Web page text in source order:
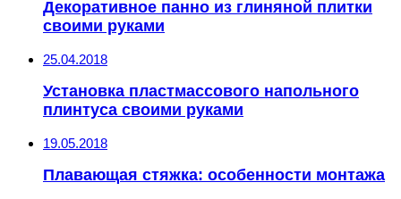
Декоративное панно из глиняной плитки
своими руками
25.04.2018
Установка пластмассового напольного
плинтуса своими руками
19.05.2018
Плавающая стяжка: особенности монтажа